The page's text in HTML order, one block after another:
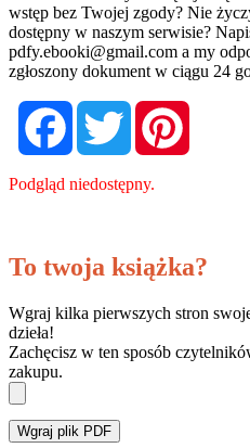
wstęp bez Twojej zgody? Nie
dostępny w naszym serwisie?
pdfy.ebooki@gmail.com a my
zgłoszony dokument w ciągu 24
FacebookTwitter
Podgląd niedostępny.
To twoja książka?
Wgraj kilka pierwszych stron
dzieła!
Zachęcisz w ten sposób
zakupu.
Wgraj plik PDF